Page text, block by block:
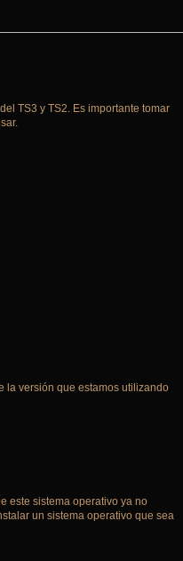
TS3 y TS2. Es importante tomar
la versión que estamos utilizando
este sistema operativo ya no
un sistema operativo que sea